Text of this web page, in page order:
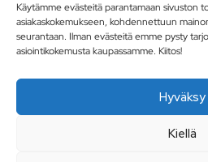
Käytämme evästeitä parantamaan sivuston
asiakaskokemukseen, kohdennettuun
seurantaan. Ilman evästeitä emme pysty
asiointikokemusta kaupassamme. Kiitos!
Hyväksy
Kiellä